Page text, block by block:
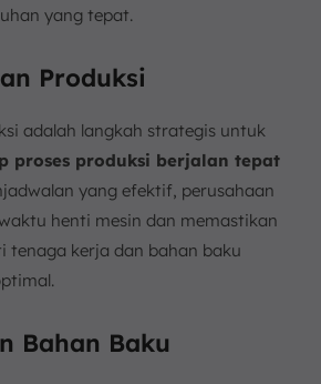
yang tepat.
Produksi
adalah langkah strategis untuk
proses produksi berjalan tepat
yang efektif, perusahaan
henti mesin dan memastikan
tenaga kerja dan bahan baku
Bahan Baku